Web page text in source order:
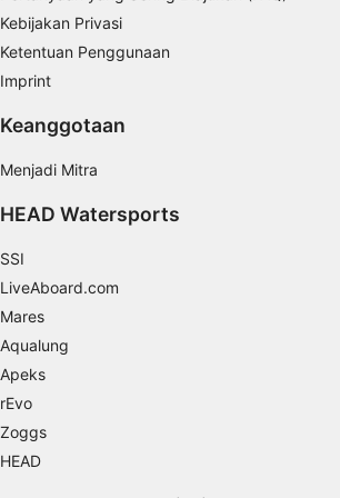
Kebijakan Privasi
Ketentuan Penggunaan
Imprint
Keanggotaan
Menjadi Mitra
HEAD Watersports
SSI
LiveAboard.com
Mares
Aqualung
Apeks
rEvo
Zoggs
HEAD
Understand audiences through statistics
combinations of data from different
Develop and improve services
Use limited data to select content
Fitur-fitur Khusus IAB:
Use precise geolocation data
Perlu
Fungsional